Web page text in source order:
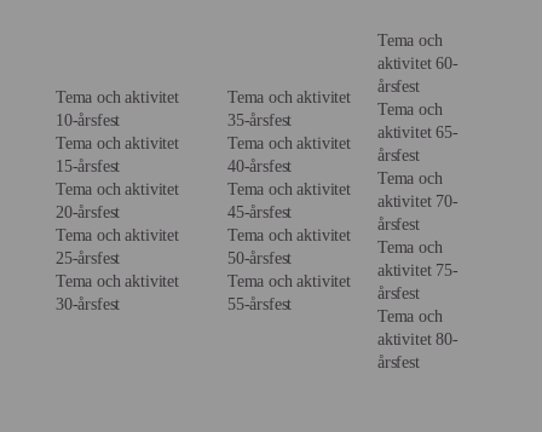
Tema och aktivitet
10-årsfest
Tema och aktivitet
15-årsfest
Tema och aktivitet
20-årsfest
Tema och aktivitet
25-årsfest
Tema och aktivitet
30-årsfest
Tema och aktivitet
35-årsfest
Tema och aktivitet
40-årsfest
Tema och aktivitet
45-årsfest
Tema och aktivitet
50-årsfest
Tema och aktivitet
55-årsfest
Tema och
aktivitet 60-
årsfest
Tema och
aktivitet 65-
årsfest
Tema och
aktivitet 70-
årsfest
Tema och
aktivitet 75-
årsfest
Tema och
aktivitet 80-
årsfest